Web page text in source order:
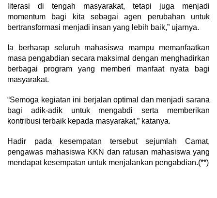
literasi di tengah masyarakat, tetapi juga menjadi
momentum bagi kita sebagai agen perubahan untuk
bertransformasi menjadi insan yang lebih baik,” ujarnya.
Ia berharap seluruh mahasiswa mampu memanfaatkan
masa pengabdian secara maksimal dengan menghadirkan
berbagai program yang memberi manfaat nyata bagi
masyarakat.
“Semoga kegiatan ini berjalan optimal dan menjadi sarana
bagi adik-adik untuk mengabdi serta memberikan
kontribusi terbaik kepada masyarakat,” katanya.
Hadir pada kesempatan tersebut sejumlah Camat,
pengawas mahasiswa KKN dan ratusan mahasiswa yang
mendapat kesempatan untuk menjalankan pengabdian.(**)